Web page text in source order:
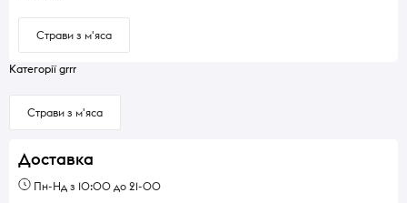
Страви з м'яса
Категорії grrr
Страви з м'яса
Доставка
Пн-Нд з 10:00 до 21-00